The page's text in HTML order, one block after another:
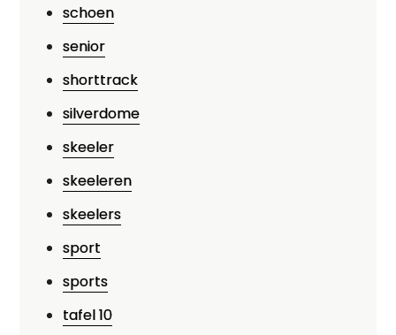
schoen
senior
shorttrack
silverdome
skeeler
skeeleren
skeelers
sport
sports
tafel 10